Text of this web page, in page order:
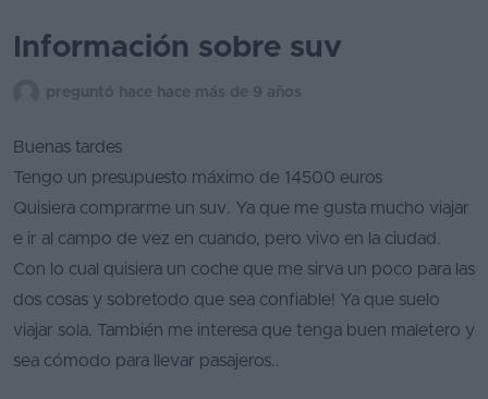
Renting
Suscripción
Stock
Segunda
mano
Eléctricos
Híbridos
Información sobre suv
preguntó hace hace más de 9 años
Buenas tardes
Tengo un presupuesto máximo de 14500 euros
Quisiera comprarme un suv. Ya que me gusta mucho viajar
e ir al campo de vez en cuando, pero vivo en la ciudad.
Con lo cual quisiera un coche que me sirva un poco para las
dos cosas y sobretodo que sea confiable! Ya que suelo
viajar sola. También me interesa que tenga buen maletero y
sea cómodo para llevar pasajeros..